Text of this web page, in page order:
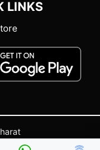
LINKS
Terms and Conditions